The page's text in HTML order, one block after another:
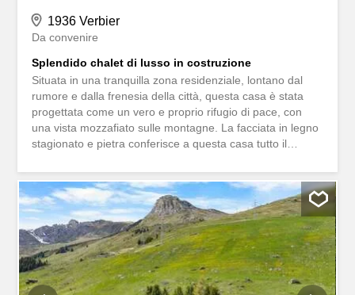
1936 Verbier
Da convenire
Splendido chalet di lusso in costruzione
Situata in una tranquilla zona residenziale, lontano dal
rumore e dalla frenesia della città, questa casa è stata
progettata come un vero e proprio rifugio di pace, con
una vista mozzafiato sulle montagne. La facciata in legno
stagionato e pietra conferisce a questa casa tutto il
case di montagna, mentre la sua classe energetica A+ la
rende perfettamente moderna. Dotata di un ingresso che
può ospitare diversi veicoli e di un ascensore privato che
serve ogni piano, questa casa di tre piani dedica un intero
piano al soggiorno, alla sala da pranzo e alla cucina, che
si aprono su un balcone panoramico. La proprietà
dispone di quattro camere da letto con bagno privato o
più, oltre a una palestra privata e uno spazio dedicato alla